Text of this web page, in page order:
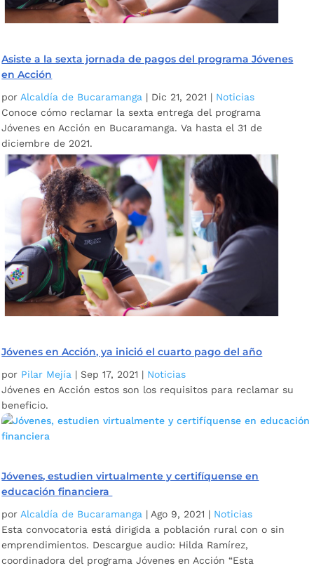
Asiste a la sexta jornada de pagos del programa Jóvenes
en Acción
por Alcaldía de Bucaramanga | Dic 21, 2021 | Noticias
Conoce cómo reclamar la sexta entrega del programa
Jóvenes en Acción en Bucaramanga. Va hasta el 31 de
diciembre de 2021.
Jóvenes en Acción, ya inició el cuarto pago del año
por Pilar Mejía | Sep 17, 2021 | Noticias
Jóvenes en Acción estos son los requisitos para reclamar su
beneficio.
Jóvenes, estudien virtualmente y certifíquense en
educación financiera
por Alcaldía de Bucaramanga | Ago 9, 2021 | Noticias
Esta convocatoria está dirigida a población rural con o sin
emprendimientos. Descargue audio: Hilda Ramírez,
coordinadora del programa Jóvenes en Acción “Esta